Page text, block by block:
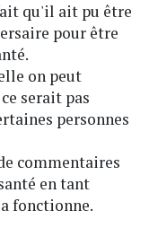
qu'il ait pu être
pour être
on peut
serait pas
personnes
commentaires
en tant
fonctionne.